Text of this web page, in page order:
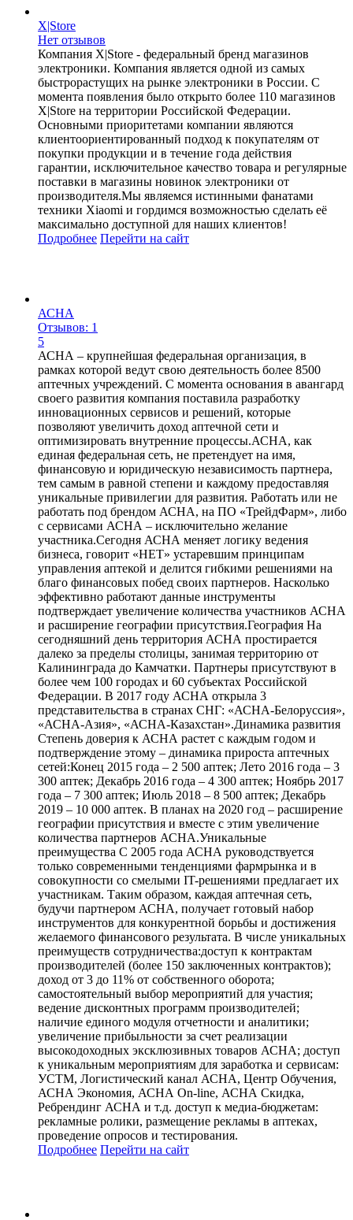
X|Store
Нет отзывов
Компания X|Store - федеральный бренд магазинов
электроники. Компания является одной из самых
быстрорастущих на рынке электроники в России. С
момента появления было открыто более 110 магазинов
X|Store на территории Российской Федерации.
Основными приоритетами компании являются
клиентоориентированный подход к покупателям от
покупки продукции и в течение года действия
гарантии, исключительное качество товара и регулярные
поставки в магазины новинок электроники от
производителя.Мы являемся истинными фанатами
техники Xiaomi и гордимся возможностью сделать её
максимально доступной для наших клиентов!
Подробнее Перейти на сайт
АСНА
Отзывов: 1
5
АСНА – крупнейшая федеральная организация, в
рамках которой ведут свою деятельность более 8500
аптечных учреждений. С момента основания в авангард
своего развития компания поставила разработку
инновационных сервисов и решений, которые
позволяют увеличить доход аптечной сети и
оптимизировать внутренние процессы.АСНА, как
единая федеральная сеть, не претендует на имя,
финансовую и юридическую независимость партнера,
тем самым в равной степени и каждому предоставляя
уникальные привилегии для развития. Работать или не
работать под брендом АСНА, на ПО «ТрейдФарм», либо
с сервисами АСНА – исключительно желание
участника.Сегодня АСНА меняет логику ведения
бизнеса, говорит «НЕТ» устаревшим принципам
управления аптекой и делится гибкими решениями на
благо финансовых побед своих партнеров. Насколько
эффективно работают данные инструменты
подтверждает увеличение количества участников АСНА
и расширение географии присутствия.География На
сегодняшний день территория АСНА простирается
далеко за пределы столицы, занимая территорию от
Калининграда до Камчатки. Партнеры присутствуют в
более чем 100 городах и 60 субъектах Российской
Федерации. В 2017 году АСНА открыла 3
представительства в странах СНГ: «АСНА-Белоруссия»,
«АСНА-Азия», «АСНА-Казахстан».Динамика развития
Степень доверия к АСНА растет с каждым годом и
подтверждение этому – динамика прироста аптечных
сетей:Конец 2015 года – 2 500 аптек; Лето 2016 года – 3
300 аптек; Декабрь 2016 года – 4 300 аптек; Ноябрь 2017
года – 7 300 аптек; Июль 2018 – 8 500 аптек; Декабрь
2019 – 10 000 аптек. В планах на 2020 год – расширение
географии присутствия и вместе с этим увеличение
количества партнеров АСНА.Уникальные
преимущества С 2005 года АСНА руководствуется
только современными тенденциями фармрынка и в
совокупности со смелыми IT-решениями предлагает их
участникам. Таким образом, каждая аптечная сеть,
будучи партнером АСНА, получает готовый набор
инструментов для конкурентной борьбы и достижения
желаемого финансового результата. В числе уникальных
преимуществ сотрудничества:доступ к контрактам
производителей (более 150 заключенных контрактов);
доход от 3 до 11% от собственного оборота;
самостоятельный выбор мероприятий для участия;
ведение дисконтных программ производителей;
наличие единого модуля отчетности и аналитики;
увеличение прибыльности за счет реализации
высокодоходных эксклюзивных товаров АСНА; доступ
к уникальным мероприятиям для заработка и сервисам:
УСТМ, Логистический канал АСНА, Центр Обучения,
АСНА Экономия, АСНА On-line, АСНА Скидка,
Ребрендинг АСНА и т.д. доступ к медиа-бюджетам:
рекламные ролики, размещение рекламы в аптеках,
проведение опросов и тестирования.
Подробнее Перейти на сайт